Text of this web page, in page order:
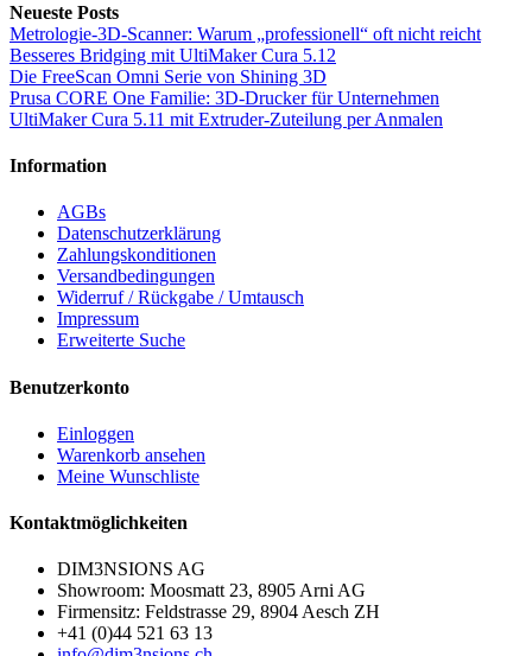
Neueste Posts
Metrologie-3D-Scanner: Warum „professionell“ oft nicht reicht
Besseres Bridging mit UltiMaker Cura 5.12
Die FreeScan Omni Serie von Shining 3D
Prusa CORE One Familie: 3D-Drucker für Unternehmen
UltiMaker Cura 5.11 mit Extruder-Zuteilung per Anmalen
Information
AGBs
Datenschutzerklärung
Zahlungskonditionen
Versandbedingungen
Widerruf / Rückgabe / Umtausch
Impressum
Erweiterte Suche
Benutzerkonto
Einloggen
Warenkorb ansehen
Meine Wunschliste
Kontaktmöglichkeiten
DIM3NSIONS AG
Showroom: Moosmatt 23, 8905 Arni AG
Firmensitz: Feldstrasse 29, 8904 Aesch ZH
+41 (0)44 521 63 13